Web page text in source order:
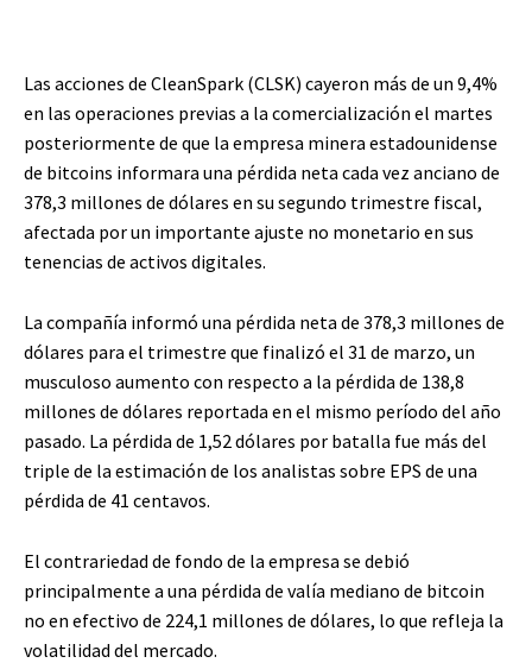
Las acciones de CleanSpark (CLSK) cayeron más de un 9,4%
en las operaciones previas a la comercialización el martes
posteriormente de que la empresa minera estadounidense
de bitcoins informara una pérdida neta cada vez anciano de
378,3 millones de dólares en su segundo trimestre fiscal,
afectada por un importante ajuste no monetario en sus
tenencias de activos digitales.
La compañía informó una pérdida neta de 378,3 millones de
dólares para el trimestre que finalizó el 31 de marzo, un
musculoso aumento con respecto a la pérdida de 138,8
millones de dólares reportada en el mismo período del año
pasado. La pérdida de 1,52 dólares por batalla fue más del
triple de la estimación de los analistas sobre EPS de una
pérdida de 41 centavos.
El contrariedad de fondo de la empresa se debió
principalmente a una pérdida de valía mediano de bitcoin
no en efectivo de 224,1 millones de dólares, lo que refleja la
volatilidad del mercado.